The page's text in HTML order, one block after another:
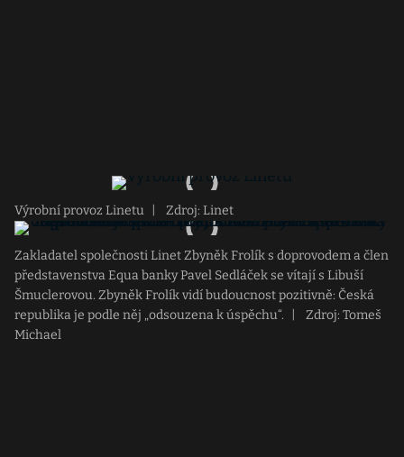
Výrobní provoz Linetu Zdroj: Linet
Zakladatel společnosti Linet Zbyněk Frolík s doprovodem a člen
představenstva Equa banky Pavel Sedláček se vítají s Libuší
Šmuclerovou. Zbyněk Frolík vidí budoucnost pozitivně: Česká
republika je podle něj „odsouzena k úspěchu“.
Zdroj: Tomeš
Michael